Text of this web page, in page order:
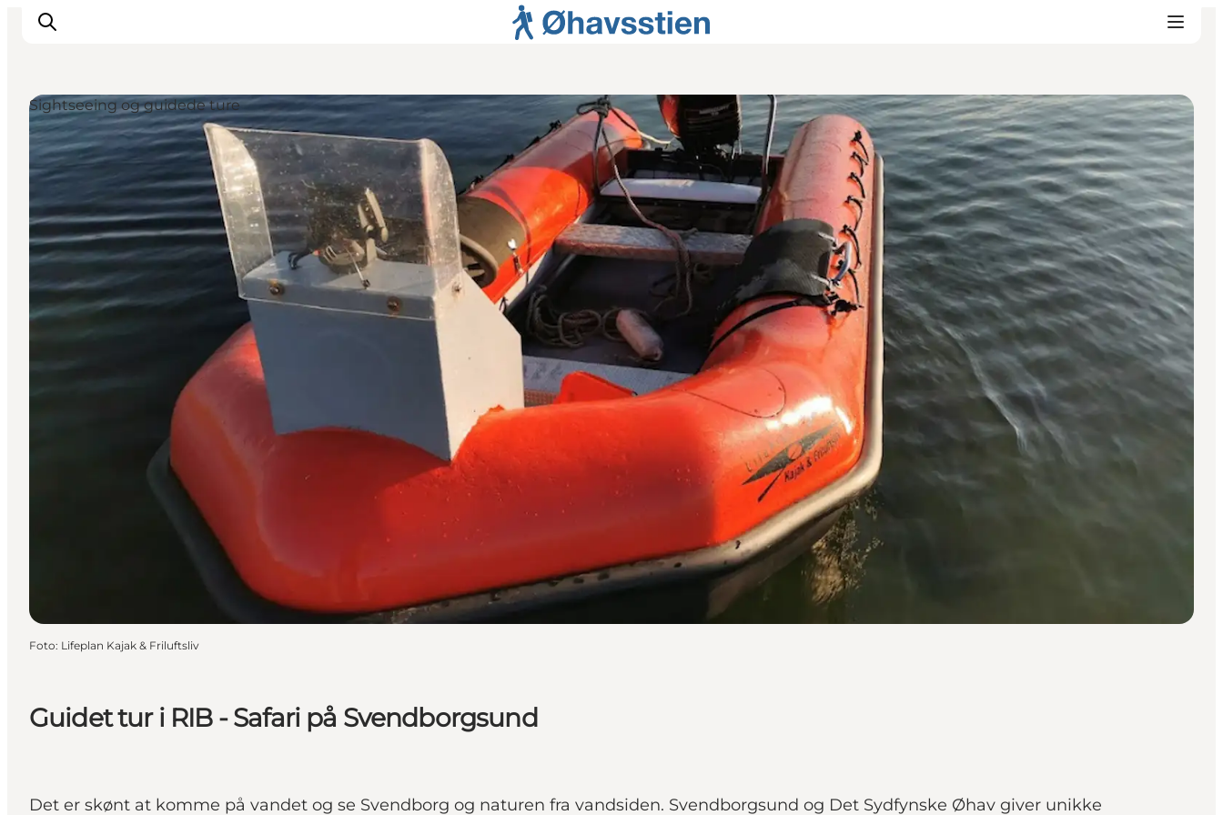
Inspiration
Vandreruter
Planlægning
Guidet tur i RIB - Safari på Svendborgsund
Det er skønt at komme på vandet og se Svendborg og naturen fra vandsiden. Svendborgsund og Det Sydfynske Øhav giver unikke
Sightseeing og guidede ture
Foto: Lifeplan Kajak & Friluftsliv